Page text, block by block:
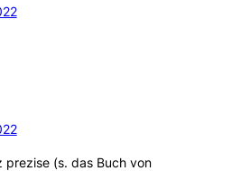
prezise (s. das Buch von